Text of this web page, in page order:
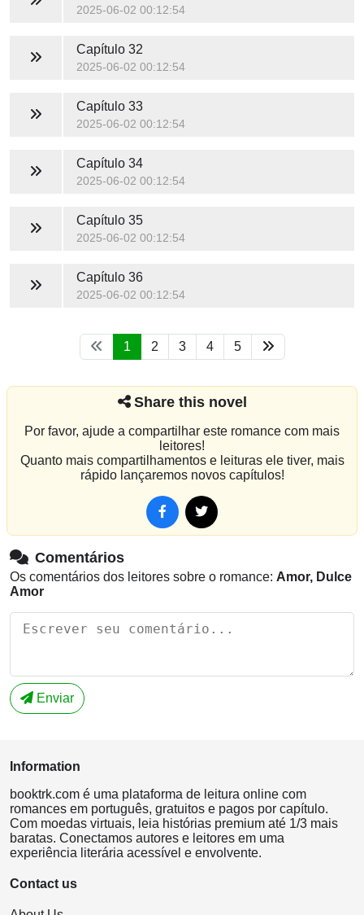
2025-06-02 00:12:54
Capítulo 32
2025-06-02 00:12:54
Capítulo 33
2025-06-02 00:12:54
Capítulo 34
2025-06-02 00:12:54
Capítulo 35
2025-06-02 00:12:54
Capítulo 36
2025-06-02 00:12:54
1 2 3 4 5
Share this novel
Por favor, ajude a compartilhar este romance com mais
leitores!
Quanto mais compartilhamentos e leituras ele tiver, mais
rápido lançaremos novos capítulos!
Comentários
Os comentários dos leitores sobre o romance: Amor, Dulce
Amor
Enviar
Information
booktrk.com é uma plataforma de leitura online com
romances em português, gratuitos e pagos por capítulo.
Com moedas virtuais, leia histórias premium até 1/3 mais
baratas. Conectamos autores e leitores em uma
experiência literária acessível e envolvente.
Contact us